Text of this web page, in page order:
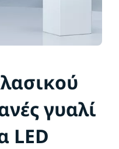
γυαλί
LED